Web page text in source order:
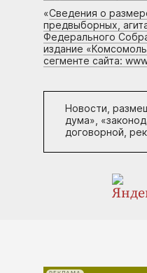
«Сведения о
предвыборных,
Федерального
издание
сегменте сайта:
Новости,
дума»,
договорной,